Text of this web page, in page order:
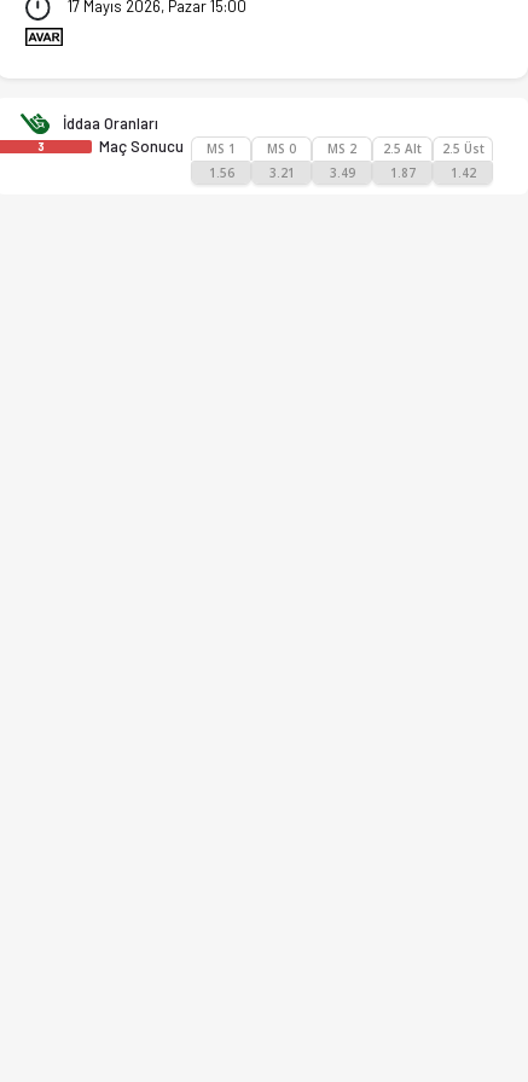
17 Mayıs 2026, Pazar 15:00
İddaa Oranları
3 Maç Sonucu
MS 1
1.56
MS 0
3.21
MS 2
3.49
2.5 Alt
1.87
2.5 Üst
1.42